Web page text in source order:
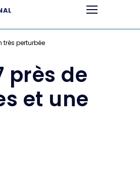
perturbée
près de
et une